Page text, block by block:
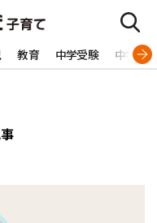
教育 中学受験 中学生